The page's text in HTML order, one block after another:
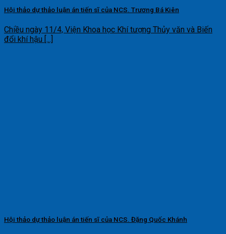
Hội thảo dự thảo luận án tiến sĩ của NCS. Trương Bá Kiên
Chiều ngày 11/4, Viện Khoa học Khí tượng Thủy văn và Biến
đổi khí hậu [...]
Hội thảo dự thảo luận án tiến sĩ của NCS. Đặng Quốc Khánh